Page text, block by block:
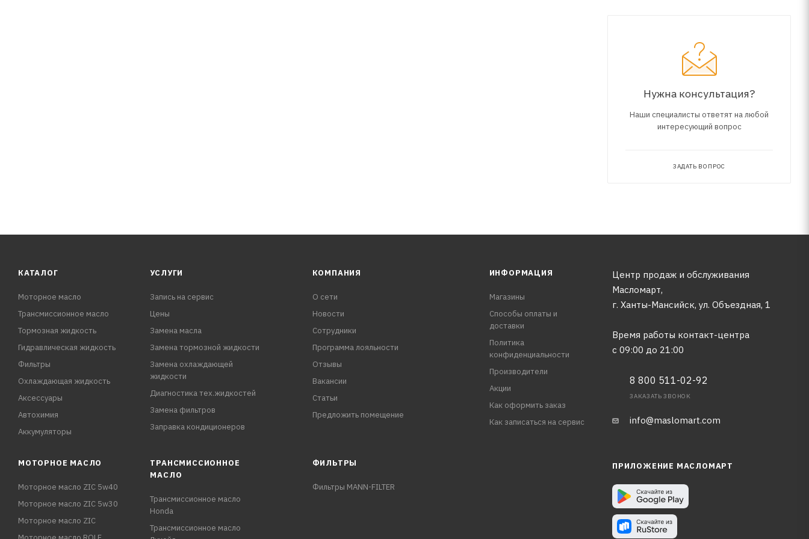
Нужна консультация?
Наши специалисты ответят на любой
интересующий вопрос
ЗАДАТЬ ВОПРОС
КАТАЛОГ
Моторное масло
Трансмиссионное масло
Тормозная жидкость
Гидравлическая жидкость
Фильтры
Охлаждающая жидкость
Аксессуары
Автохимия
Аккумуляторы
УСЛУГИ
Запись на сервис
Цены
Замена масла
Замена тормозной жидкости
Замена охлаждающей
жидкости
Диагностика тех.жидкостей
Замена фильтров
Заправка кондиционеров
КОМПАНИЯ
О сети
Новости
Сотрудники
Программа лояльности
Отзывы
Вакансии
Статьи
Предложить помещение
ИНФОРМАЦИЯ
Магазины
Способы оплаты и
доставки
Политика
конфиденциальности
Производители
Акции
Как оформить заказ
Как записаться на сервис
Центр продаж и обслуживания
Масломарт,
г. Ханты-Мансийск, ул. Объездная, 1
Время работы контакт-центра
с 09:00 до 21:00
8 800 511-02-92
ЗАКАЗАТЬ ЗВОНОК
info@maslomart.com
МОТОРНОЕ МАСЛО
Моторное масло ZIC 5w40
Моторное масло ZIC 5w30
Моторное масло ZIC
ТРАНСМИССИОННОЕ
МАСЛО
Трансмиссионное масло
Honda
Трансмиссионное масло
ФИЛЬТРЫ
Фильтры MANN-FILTER
ПРИЛОЖЕНИЕ МАСЛОМАРТ